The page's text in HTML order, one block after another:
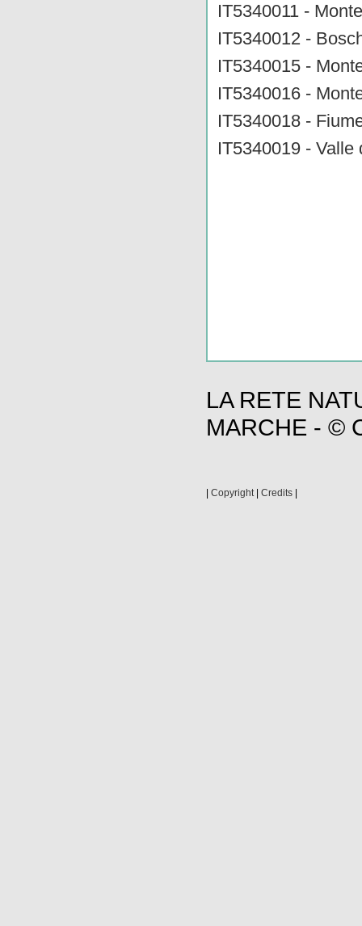
IT5340011 -
IT5340012 -
IT5340015 -
IT5340016 -
IT5340018 -
IT5340019 - Valle
LA RETE
MARCHE - ©
Copyright| Credits